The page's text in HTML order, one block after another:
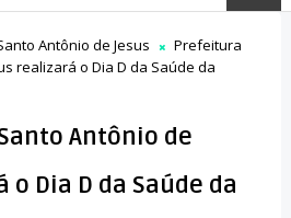
Antônio de Jesus
Prefeitura
realizará o Dia D da Saúde da
Antônio de
Dia D da Saúde da